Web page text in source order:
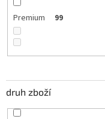
Premium 99
druh zboží